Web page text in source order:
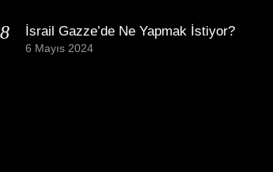
İsrail Gazze’de Ne Yapmak İstiyor?
6 Mayıs 2024